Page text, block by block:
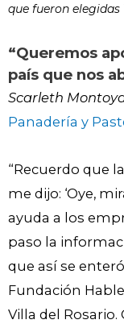
que fueron elegidas
“Queremos
país que nos
Scarleth
Panadería y
“Recuerdo que
me dijo: ‘Oye,
ayuda a los
paso la
que así se
Fundación
Villa del